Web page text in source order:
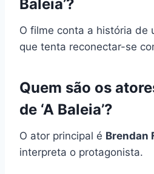
Baleia’?
O filme conta a história de
que tenta reconectar-se
Quem são os
de ‘A Baleia’?
O ator principal é Brendan
interpreta o protagonista.